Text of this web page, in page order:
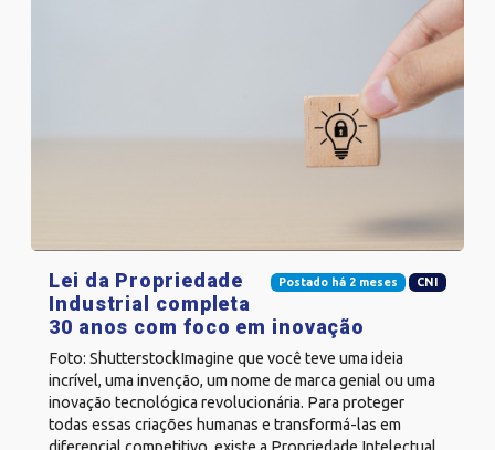
Postado há 2 meses CNI
Lei da Propriedade
Industrial completa
30 anos com foco em inovação
Foto: ShutterstockImagine que você teve uma ideia
incrível, uma invenção, um nome de marca genial ou uma
inovação tecnológica revolucionária. Para proteger
todas essas criações humanas e transformá-las em
diferencial competitivo, existe a Propriedade Intelectual